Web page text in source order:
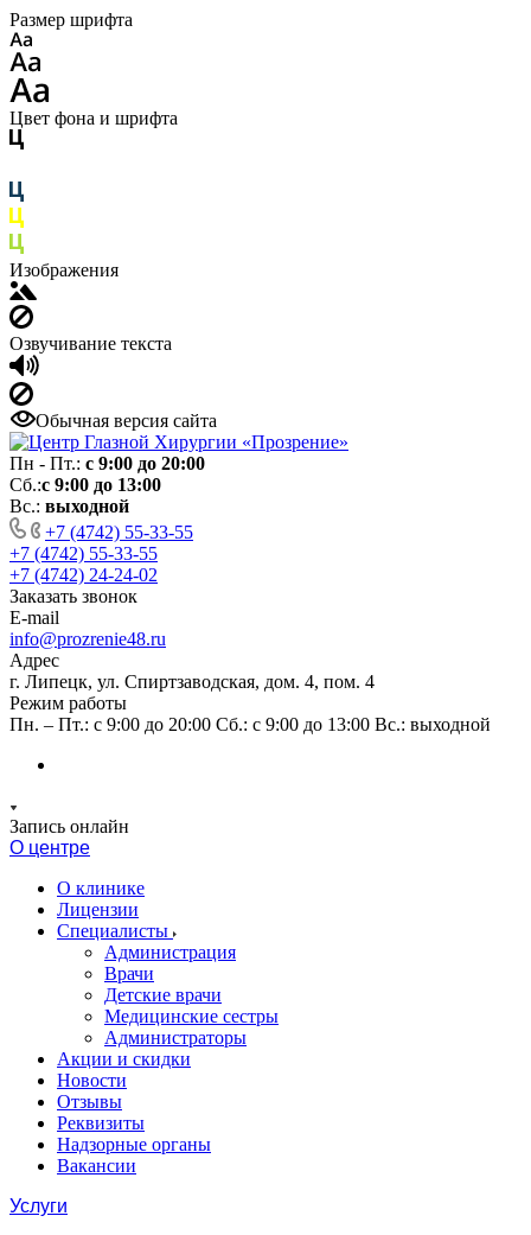
Размер шрифта
Цвет фона и шрифта
Изображения
Озвучивание текста
Обычная версия сайта
Пн - Пт.: с 9:00 до 20:00
Сб.:с 9:00 до 13:00
Вс.: выходной
+7 (4742) 55-33-55
+7 (4742) 55-33-55
+7 (4742) 24-24-02
Заказать звонок
E-mail
info@prozrenie48.ru
Адрес
г. Липецк, ул. Спиртзаводская, дом. 4, пом. 4
Режим работы
Пн. – Пт.: с 9:00 до 20:00 Сб.: с 9:00 до 13:00 Вс.: выходной
Запись онлайн
О центре
О клинике
Лицензии
Специалисты
Администрация
Врачи
Детские врачи
Медицинские сестры
Администраторы
Акции и скидки
Новости
Отзывы
Реквизиты
Надзорные органы
Вакансии
Услуги